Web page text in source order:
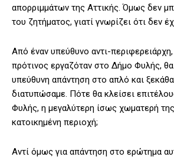
απορριμμάτων της Αττικής. Όμως δεν
του ζητήματος, γιατί γνωρίζει ότι δεν
Από έναν υπεύθυνο αντι-
πρότινος εργαζόταν στο Δήμο Φυλής, θα
υπεύθυνη απάντηση στο απλό και
διατυπώσαμε. Πότε θα κλείσει
Φυλής, η μεγαλύτερη ίσως χωματερή
κατοικημένη περιοχή;
Αντί όμως για απάντηση στο ερώτημα